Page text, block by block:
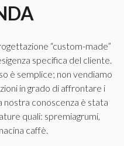
“custom-made”
specifica del cliente.
è semplice; non vendiamo
in grado di affrontare i
nostra conoscenza è stata
quali: spremiagrumi,
caffè.